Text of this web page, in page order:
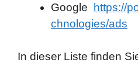
Google https://
chnologies/ads
In dieser Liste finden